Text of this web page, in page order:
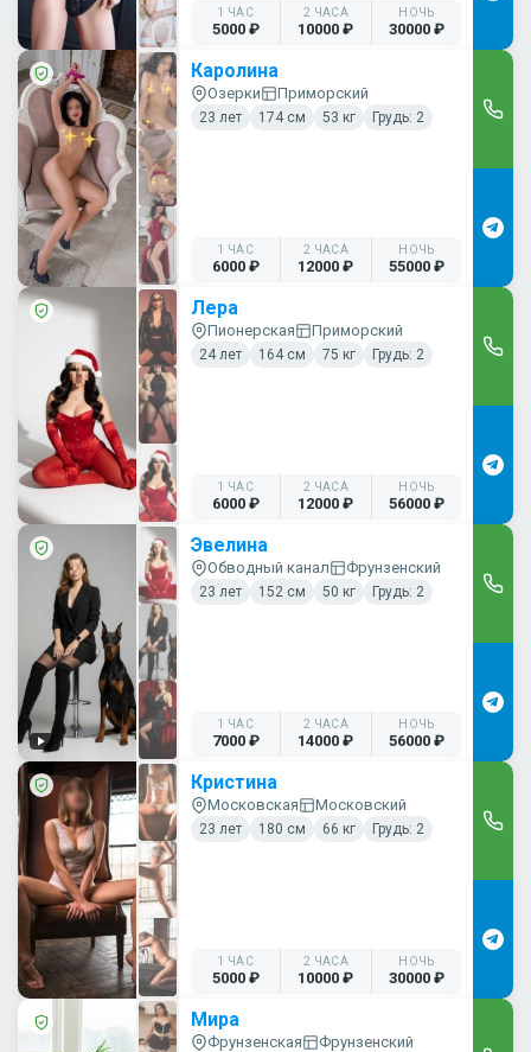
1 ЧАС
5000 ₽
2 ЧАСА
10000 ₽
НОЧЬ
30000 ₽
Каролина
Озерки Приморский
23 лет 174 см 53 кг Грудь: 2
1 ЧАС
6000 ₽
2 ЧАСА
12000 ₽
НОЧЬ
55000 ₽
Лера
Пионерская Приморский
24 лет 164 см 75 кг Грудь: 2
1 ЧАС
6000 ₽
2 ЧАСА
12000 ₽
НОЧЬ
56000 ₽
Эвелина
Обводный канал Фрунзенский
23 лет 152 см 50 кг Грудь: 2
1 ЧАС
7000 ₽
2 ЧАСА
14000 ₽
НОЧЬ
56000 ₽
Кристина
Московская Московский
23 лет 180 см 66 кг Грудь: 2
1 ЧАС
5000 ₽
2 ЧАСА
10000 ₽
НОЧЬ
30000 ₽
Мира
Фрунзенская Фрунзенский